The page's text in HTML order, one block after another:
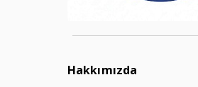
Hakkımızda